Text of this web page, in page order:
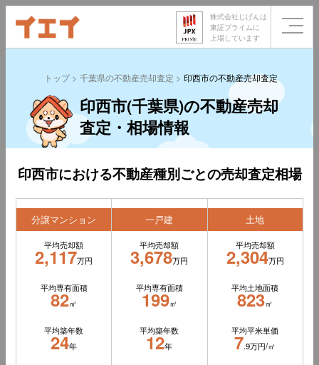
株式会社じげんは
東証プライムに
上場しています
トップ 千葉県の不動産売却査定 印西市の不動産売却査定
印西市(千葉県)の不動産売却
査定・相場情報
印西市における不動産種別ごとの売却査定相場
分譲マンション
平均売却額
2,117万円
平均専有面積
82㎡
平均築年数
24年
一戸建
平均売却額
3,678万円
平均専有面積
199㎡
平均築年数
12年
土地
平均売却額
2,304万円
平均土地面積
823㎡
平均平米単価
7.9万円/㎡